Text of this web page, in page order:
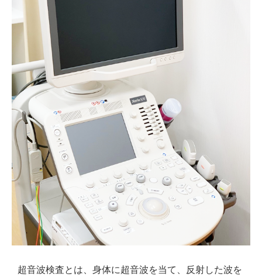
超音波検査とは、身体に超音波を当て、反射した波を